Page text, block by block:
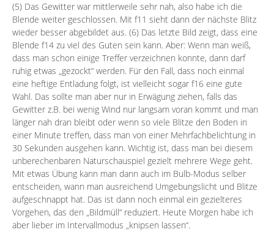
(5) Das Gewitter war mittlerweile sehr nah, also habe ich die
Blende weiter geschlossen. Mit f11 sieht dann der nächste Blitz
wieder besser abgebildet aus. (6) Das letzte Bild zeigt, dass eine
Blende f14 zu viel des Guten sein kann. Aber: Wenn man weiß,
dass man schon einige Treffer verzeichnen konnte, dann darf
ruhig etwas „gezockt“ werden. Für den Fall, dass noch einmal
eine heftige Entladung folgt, ist vielleicht sogar f16 eine gute
Wahl. Das sollte man aber nur in Erwägung ziehen, falls das
Gewitter z.B. bei wenig Wind nur langsam voran kommt und man
länger nah dran bleibt oder wenn so viele Blitze den Boden in
einer Minute treffen, dass man von einer Mehrfachbelichtung in
30 Sekunden ausgehen kann. Wichtig ist, dass man bei diesem
unberechenbaren Naturschauspiel gezielt mehrere Wege geht.
Mit etwas Übung kann man dann auch im Bulb-Modus selber
entscheiden, wann man ausreichend Umgebungslicht und Blitze
aufgeschnappt hat. Das ist dann noch einmal ein gezielteres
Vorgehen, das den „Bildmüll“ reduziert. Heute Morgen habe ich
aber lieber im Intervallmodus „knipsen lassen“.